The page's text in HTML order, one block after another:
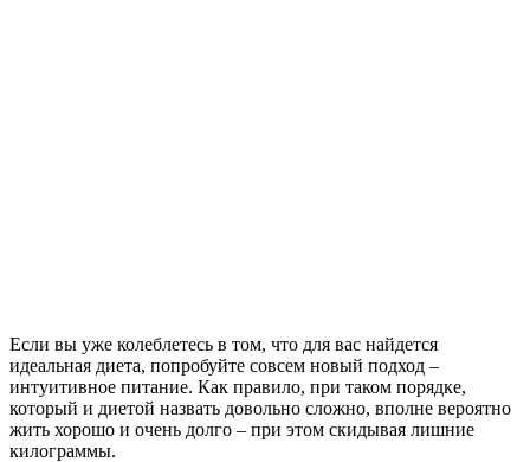
Если вы уже колеблетесь в том, что для вас найдется
идеальная диета, попробуйте совсем новый подход –
интуитивное питание. Как правило, при таком порядке,
который и диетой назвать довольно сложно, вполне вероятно
жить хорошо и очень долго – при этом скидывая лишние
килограммы.